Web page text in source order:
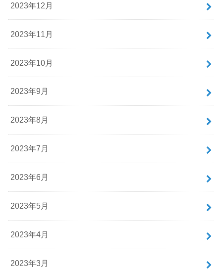
2023年12月
2023年11月
2023年10月
2023年9月
2023年8月
2023年7月
2023年6月
2023年5月
2023年4月
2023年3月